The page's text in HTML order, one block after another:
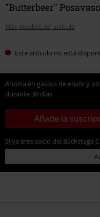
"Butterbeer"
Más detalles del artículo
Este artículo no está
Ahorra en gastos de envío y
durante 30 días
Añade la
Si ya eres socio del Backstage